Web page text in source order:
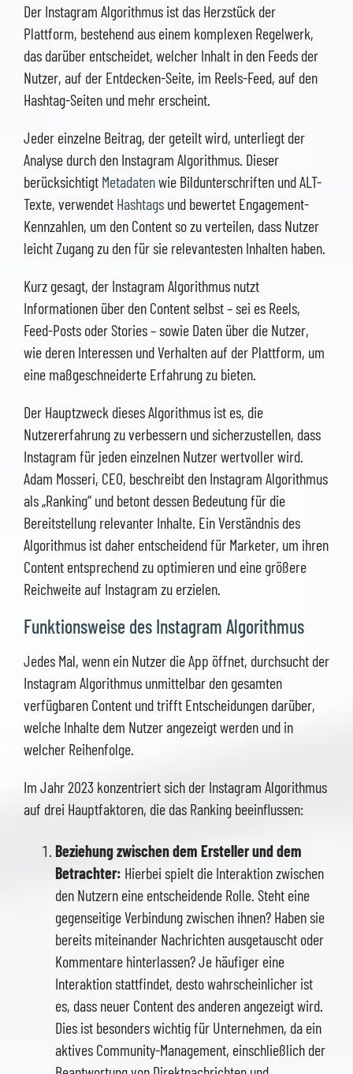
Der Instagram Algorithmus ist das Herzstück der
Plattform, bestehend aus einem komplexen Regelwerk,
das darüber entscheidet, welcher Inhalt in den Feeds der
Nutzer, auf der Entdecken-Seite, im Reels-Feed, auf den
Hashtag-Seiten und mehr erscheint.
Jeder einzelne Beitrag, der geteilt wird, unterliegt der
Analyse durch den Instagram Algorithmus. Dieser
berücksichtigt Metadatenwie Bildunterschriften und ALT-
Texte, verwendet Hashtagsund bewertet Engagement-
Kennzahlen, um den Content so zu verteilen, dass Nutzer
leicht Zugang zu den für sie relevantesten Inhalten haben.
Kurz gesagt, der Instagram Algorithmus nutzt
Informationen über den Content selbst – sei es Reels,
Feed-Posts oder Stories – sowie Daten über die Nutzer,
wie deren Interessen und Verhalten auf der Plattform, um
eine maßgeschneiderte Erfahrung zu bieten.
Der Hauptzweck dieses Algorithmus ist es, die
Nutzererfahrung zu verbessern und sicherzustellen, dass
Instagram für jeden einzelnen Nutzer wertvoller wird.
Adam Mosseri, CEO, beschreibt den Instagram Algorithmus
als „Ranking“ und betont dessen Bedeutung für die
Bereitstellung relevanter Inhalte. Ein Verständnis des
Algorithmus ist daher entscheidend für Marketer, um ihren
Content entsprechend zu optimieren und eine größere
Reichweite auf Instagram zu erzielen.
Funktionsweise des Instagram Algorithmus
Jedes Mal, wenn ein Nutzer die App öffnet, durchsucht der
Instagram Algorithmus unmittelbar den gesamten
verfügbaren Content und trifft Entscheidungen darüber,
welche Inhalte dem Nutzer angezeigt werden und in
welcher Reihenfolge.
Im Jahr 2023 konzentriert sich der Instagram Algorithmus
auf drei Hauptfaktoren, die das Ranking beeinflussen:
Beziehung zwischen dem Ersteller und dem
Betrachter: Hierbei spielt die Interaktion zwischen
den Nutzern eine entscheidende Rolle. Steht eine
gegenseitige Verbindung zwischen ihnen? Haben sie
bereits miteinander Nachrichten ausgetauscht oder
Kommentare hinterlassen? Je häufiger eine
Interaktion stattfindet, desto wahrscheinlicher ist
es, dass neuer Content des anderen angezeigt wird.
Dies ist besonders wichtig für Unternehmen, da ein
aktives Community-Management, einschließlich der